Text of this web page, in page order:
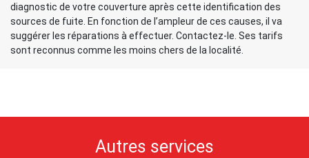
diagnostic de votre couverture après cette identification des
sources de fuite. En fonction de l’ampleur de ces causes, il va
suggérer les réparations à effectuer. Contactez-le. Ses tarifs
sont reconnus comme les moins chers de la localité.
Autres services